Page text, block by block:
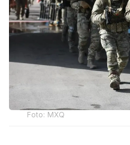
Foto: MXQ